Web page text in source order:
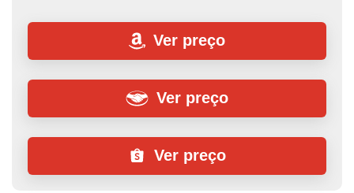
Ver preço
Ver preço
Ver preço